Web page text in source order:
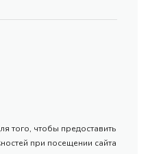
того, чтобы предоставить
при посещении сайта